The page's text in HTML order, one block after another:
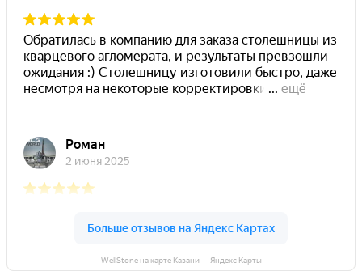
WellStone на карте Казани — Яндекс Карты